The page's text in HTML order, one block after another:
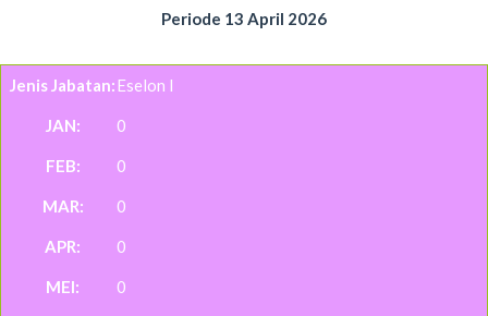
Periode 13 April 2026
Eselon I
0
0
0
0
0